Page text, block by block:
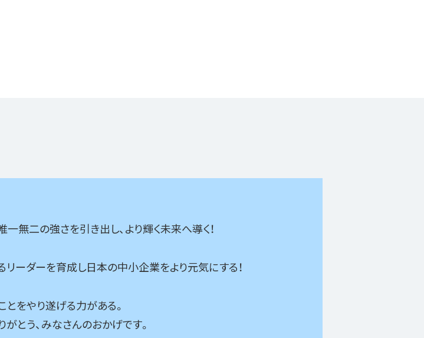
無二の強さを引き出し、より輝く未来へ導く！
ーダーを育成し日本の中小企業をより元気にする！
をやり遂げる力がある。
がとう、みなさんのおかげです。